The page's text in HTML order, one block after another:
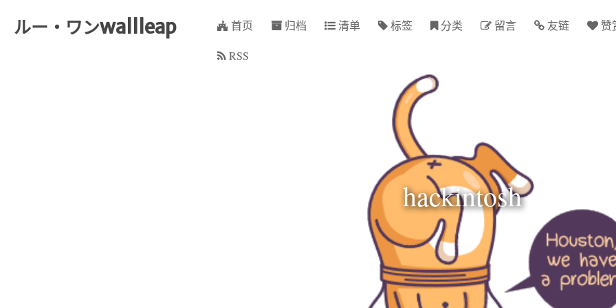
ルー・ワンwallleap 首页 归档 清单 标签 分类 留言 友链 赞
RSS
hackintosh